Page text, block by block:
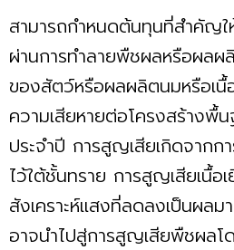
สามารถกำหนดต้นทุนที่สำคัญใ
ผ่านการทำลายพืชผลหรือผล
ของสัตว์หรือผลผลิตนมหรือเ
ความเสียหายต่อโครงสร้างพื้
ประจำปี การสูญเสียเกิดจาก
ไว้ใต้ชั้นทราย การสูญเสียเนื้อ
สังเคราะห์แสงที่ลดลงเป็นผล
อาจนำไปสู่การสูญเสียพืชผลโ